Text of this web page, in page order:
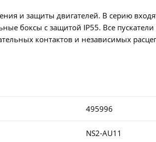
и защиты двигателей. В серию
боксы с защитой IP55. Все
контактов и независимых
495996
NS2-AU11